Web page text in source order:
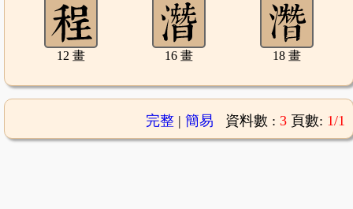
12 畫 16 畫 18 畫
完整| 簡易 資料數 : 3 頁數: 1/1